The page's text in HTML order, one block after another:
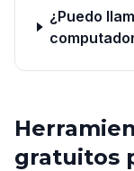
¿Puedo
gratuitos